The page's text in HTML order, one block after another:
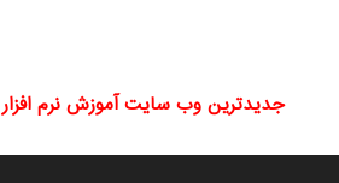
جدیدترین وب سایت آموزش نرم افزار MATLAB